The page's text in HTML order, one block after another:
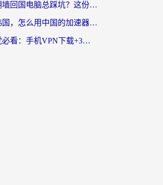
海外翻墙回国电脑总踩坑？这份实测指南帮你选对加速器（附ChickCNinitapMalus对比）
人在韩国，怎么用中国的加速器刷剧打游戏？这份真实体验指南给你答案
海外党必看：手机VPN下载+3步选对回国加速器，无缝刷国内资源不再愁